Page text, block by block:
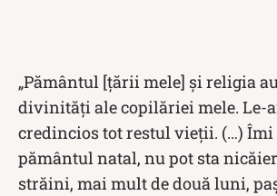
„Pământul [țării mele] și religia
divinități ale copilăriei mele. Le-
credincios tot restul vieții. (…) Îmi
pământul natal, nu pot sta
străini, mai mult de două luni,